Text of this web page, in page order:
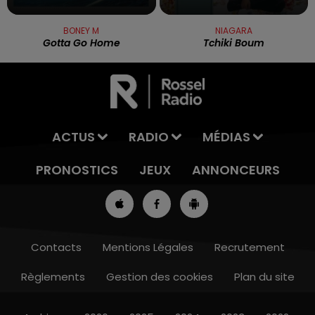
13h00 - 16h00
BONEY M
Gotta Go Home
NIAGARA
Tchiki Boum
ACTUS RADIO
MÉDIAS
PRONOSTICS
JEUX ANNONCEURS
Contacts Mentions Légales
Recrutement
Règlements
Gestion des cookies Plan du site